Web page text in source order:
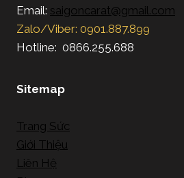
Email: saigoncarat@gmail.com
Zalo/Viber: 0901.887.899
Hotline: 0866.255.688
Sitemap
Trang Sức
Giới Thiệu
Liên Hệ